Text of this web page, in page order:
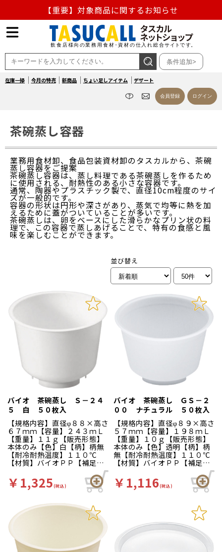
【重要】対象商品に関するお知らせ
【重要】熊本地震の影響による商品出荷停止のお知らせ
熊本県熊本地方を震源とする地震の影響によるお荷物のお
届け遅延について
条件追加>
在庫一掃 今月の特売 新商品 ちょい足しアイテム デザート
会員登録 ログイン
茶碗蒸し容器
業務用食材卸、食品包装資材卸のタスカルから、茶碗
蒸し容器をご提案
茶碗蒸し容器は、蒸し料理である茶碗蒸しを作るため
に使用される、耐熱性のある小さな容器です。
通常、陶器やプラスチック製で、直径10cm程度のサイ
ズが一般的です。
容器の形状は円形や深さがあり、蒸気で均等に熱を加
えるために蓋がついていることが多いです。
茶碗蒸しは、卵をベースにした滑らかなプリン状の料
理で、この容器で蒸しあげることで、特有の食感と風
味を楽しむことができます。
並び替え
バイオ 茶碗蒸し Ｓ－２４
５ 白 ５０枚入
【規格内容】直径φ８８×高さ
６７ｍｍ【容量】２４３ｍＬ
【重量】１１ｇ【販売形態】
本体のみ【色】白【柄】柄無
【耐冷耐熱温度】１１０℃
【材質】バイオＰＰ【補足
１】レンジＯＫ、環境配慮商
品【商品特徴】電子レンジ対
応の茶碗蒸し容器です。
￥1,325(税込)
バイオ 茶碗蒸し ＧＳ－２
００ ナチュラル ５０枚入
【規格内容】直径φ８９×高さ
５７ｍｍ【容量】１９８ｍＬ
【重量】１０ｇ【販売形態】
本体のみ【色】透明【柄】柄
無【耐冷耐熱温度】１１０℃
【材質】バイオＰＰ【補足
１】レンジＯＫ、環境配慮商
品【商品特徴】電子レンジ対
応の茶碗蒸し容器です。
￥1,116(税込)